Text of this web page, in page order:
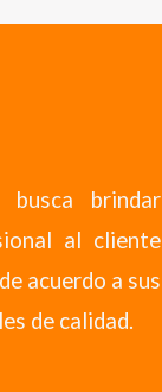
busca brindar
al cliente
acuerdo a sus
de calidad.